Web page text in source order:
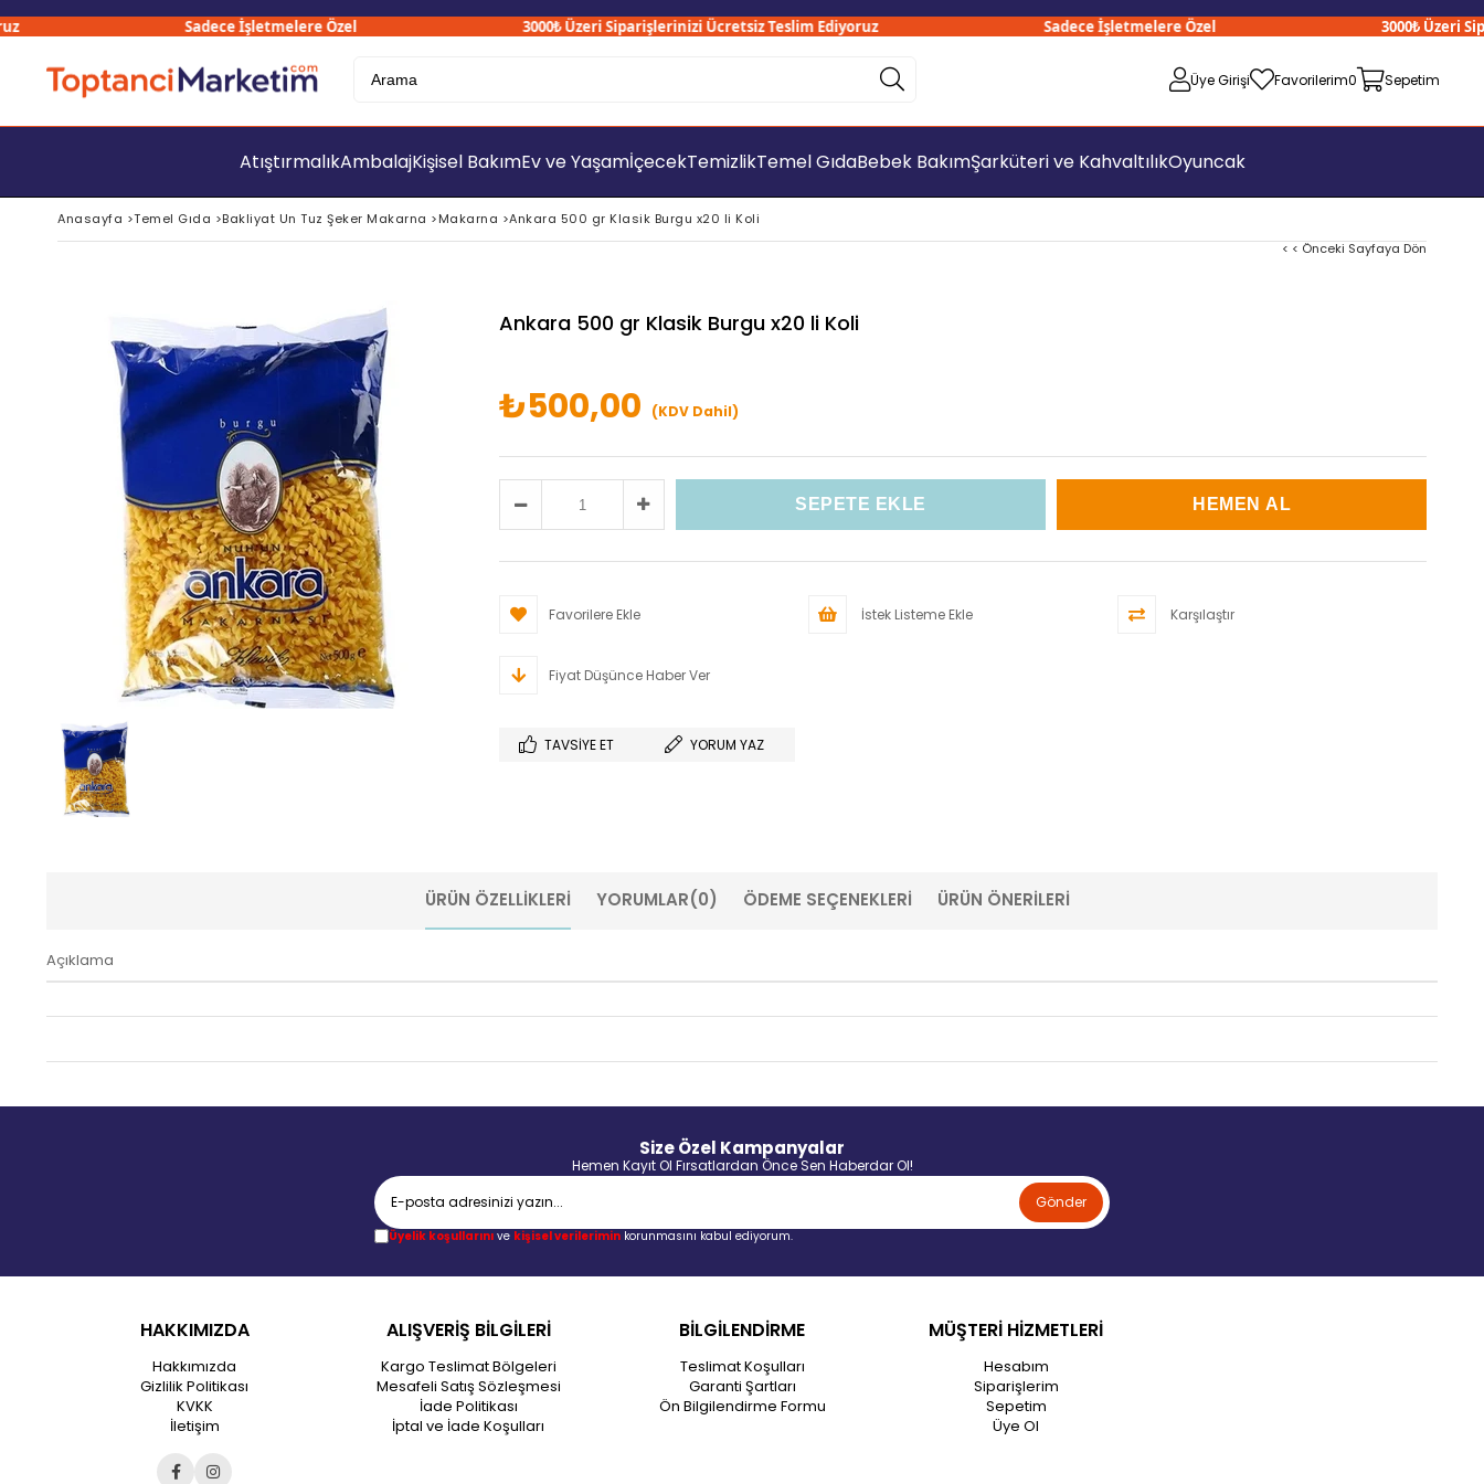
Sadece İşletmelere Özel 3000₺ Üzeri Siparişlerinizi Ücretsiz Teslim Ediyoruz Sadece İşletmelere Özel 3000₺ Üzeri
Üye Girişi Favorilerim0 Sepetim
AtıştırmalıkAmbalajKişisel BakımEv ve YaşamİçecekTemizlikTemel GıdaBebek BakımŞarküteri ve KahvaltılıkOyuncak
Anasayfa >Temel Gıda >Bakliyat Un Tuz Şeker Makarna >Makarna >Ankara 500 gr Klasik Burgu x20 li Koli
< < Önceki Sayfaya Dön
Ankara 500 gr Klasik Burgu x20 li Koli
₺500,00 (KDV Dahil)
Favorilere Ekle İstek Listeme Ekle Karşılaştır
Fiyat Düşünce Haber Ver
TAVSIYE ET YORUM YAZ
ÜRÜN ÖZELLIKLERI YORUMLAR(0) ÖDEME SEÇENEKLERI ÜRÜN ÖNERILERI
Açıklama
Size Özel Kampanyalar
Hemen Kayıt Ol Fırsatlardan Önce Sen Haberdar Ol!
Gönder
Üyelik koşullarınıve kişisel verileriminkorunmasını kabul ediyorum.
HAKKIMIZDA
Hakkımızda
Gizlilik Politikası
KVKK
İletişim
ALIŞVERİŞ BİLGİLERİ
Kargo Teslimat Bölgeleri
Mesafeli Satış Sözleşmesi
İade Politikası
İptal ve İade Koşulları
BİLGİLENDİRME
Teslimat Koşulları
Garanti Şartları
Ön Bilgilendirme Formu
MÜŞTERİ HİZMETLERİ
Hesabım
Siparişlerim
Sepetim
Üye Ol